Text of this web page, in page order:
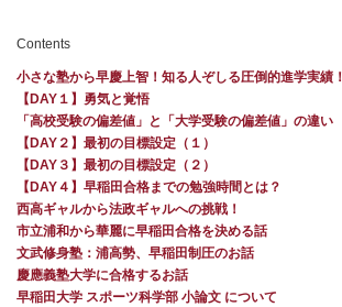
Contents
小さな塾から早慶上智！知る人ぞしる圧倒的進学実績！
【DAY１】勇気と覚悟
「高校受験の偏差値」と「大学受験の偏差値」の違い
【DAY２】最初の目標設定（１）
【DAY３】最初の目標設定（２）
【DAY４】早稲田合格までの勉強時間とは？
西高ギャルから法政ギャルへの挑戦！
市立浦和から華麗に早稲田合格を決める話
文武修身塾：浦高勢、早稲田制圧のお話
慶應義塾大学に合格するお話
早稲田大学 スポーツ科学部 小論文 について